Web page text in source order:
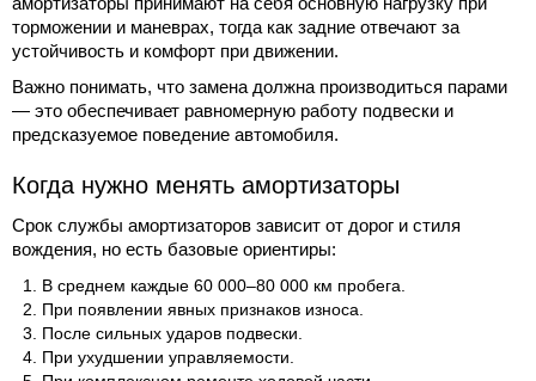
торможении и маневрах, тогда как задние отвечают за
устойчивость и комфорт при движении.
Важно понимать, что замена должна производиться парами
— это обеспечивает равномерную работу подвески и
предсказуемое поведение автомобиля.
Когда нужно менять амортизаторы
Срок службы амортизаторов зависит от дорог и стиля
вождения, но есть базовые ориентиры:
В среднем каждые 60 000–80 000 км пробега.
При появлении явных признаков износа.
После сильных ударов подвески.
При ухудшении управляемости.